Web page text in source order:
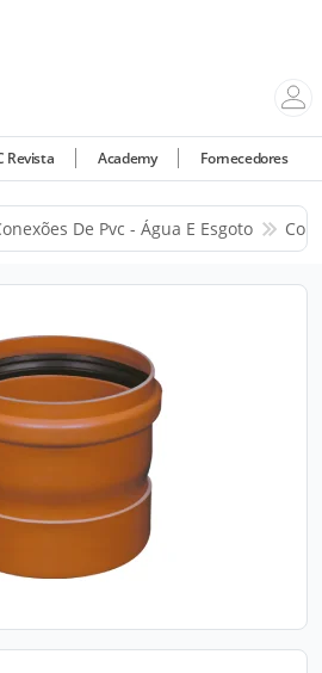
Revista Academy Fornecedores
De Pvc - Água E Esgoto